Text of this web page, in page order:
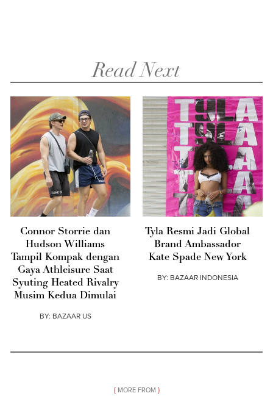
Read Next
Connor Storrie dan
Hudson Williams
Tampil Kompak dengan
Gaya Athleisure Saat
Syuting Heated Rivalry
Musim Kedua Dimulai
BY: BAZAAR US
Tyla Resmi Jadi Global
Brand Ambassador
Kate Spade New York
BY: BAZAAR INDONESIA
MORE FROM